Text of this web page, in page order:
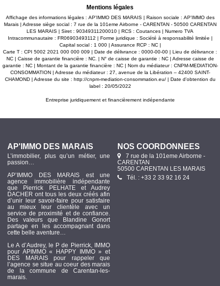
salle de jeux, bureau ou chambre. À l'extérieur, le bien
dispose de nombreuses dépendances comprenant garage,
ateliers, 2 boxes pour chevaux et sellerie. Une carrière ainsi
que plusieurs herbages complètent l'ensemble.
L'Hippodrome de Graignes se trouve à seulement quelques
minutes de la maison. La propriété est implantée sur un
terrain d'environ 3,5 hectares, adapté à un projet équestre
ou à la recherche d'un cadre de vie au calme. Les
informations sur les risques auxquels ce bien est exposé
sont disponibles sur le site www.georisques.gouv.fr.
Mentions légales
Affichage des informations légales : AP'IMMO DES MARAIS | Raison sociale : AP'IMMO des
Marais | Adresse siège social : 7 rue de la 101eme Airborne - CARENTAN - 50500 CARENTAN
LES MARAIS | Siret : 90349311200010 | RCS : Coutances | Numero TVA
Intracommunautaire : FR06903493112 | Forme juridique : Société à responsabilité limitée |
Capital social : 1 000 | Assurance RCP : NC |
Carte T : CPI 5002 2021 000 000 009 | Date de délivrance : 0000-00-00 | Lieu de délivrance :
NC | Caisse de garantie financière : NC. | N° de caisse de garantie : NC | Adresse caisse de
garantie : NC | Montant de la garantie financière : NC | Nom du médiateur : CNPM-MEDIATION-
CONSOMMATION | Adresse du médiateur : 27, avenue de la Libération – 42400 SAINT-
CHAMOND | Adresse du site : http://cnpm-mediation-consommation.eu/| Date d'obtention du
label : 20/05/2022
Entreprise juridiquement et financièrement indépendante
AP'IMMO DES MARAIS
L’immobilier, plus qu’un métier, une
passion…
AP’IMMO DES MARAIS est une
agence immobilière indépendante
que Pierrick PELHATE et Audrey
DACHER ont tous les deux créés afin
d’unir leur savoir-faire pour satisfaire
au mieux leur clientèle avec un
service de proximité et de confiance.
Des valeurs que Blandine Gonort
partage en les accompagnant dans
cette belle aventure…
Le A d’Audrey, le P de Pierrick, IMMO
pour APIMMO « HAPPY IMMO » et
DES MARAIS pour rappeler que
l’agence se situe au coeur des marais
de la commune de Carentan-les-
marais.
NOS COORDONNÉES
7 rue de la 101eme Airborne -
CARENTAN
50500 CARENTAN LES MARAIS
Tél. : +33 2 33 92 16 24